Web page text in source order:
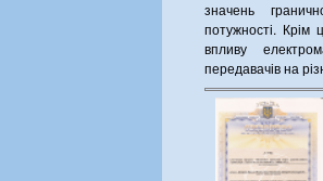
значень
потужності. Крім
впливу
передавачів на